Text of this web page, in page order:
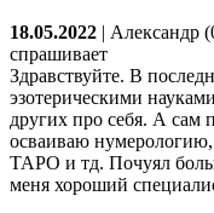
18.05.2022 | Александр
спрашивает
Здравствуйте. В
эзотерическими
других про себя. А сам
осваиваю
ТАРО и тд. Почуял
меня хороший